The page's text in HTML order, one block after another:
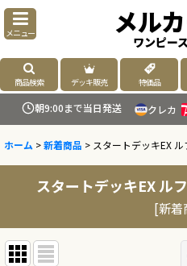
メニュー メル
ワンピー
商品検索 デッキ販売 特価品
朝9:00まで当日発送 クレカ
ホーム >新着商品 > スタートデッキEX ル
スタートデッキEX ル
[新着